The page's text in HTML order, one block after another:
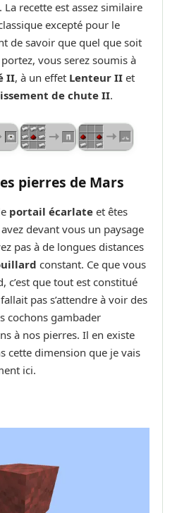
. La recette est assez similaire
excepté pour le
de savoir que quel que soit
vous serez soumis à
II, à un effet Lenteur II et
de chute II.
pierres de Mars
portail écarlate et êtes
devant vous un paysage
pas à de longues distances
constant. Ce que vous
c’est que tout est constitué
pas s’attendre à voir des
cochons gambader
à nos pierres. Il en existe
cette dimension que je vais
ici.